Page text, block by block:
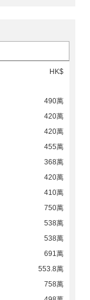
HK$
490萬
420萬
420萬
455萬
368萬
420萬
410萬
750萬
538萬
538萬
691萬
553.8萬
758萬